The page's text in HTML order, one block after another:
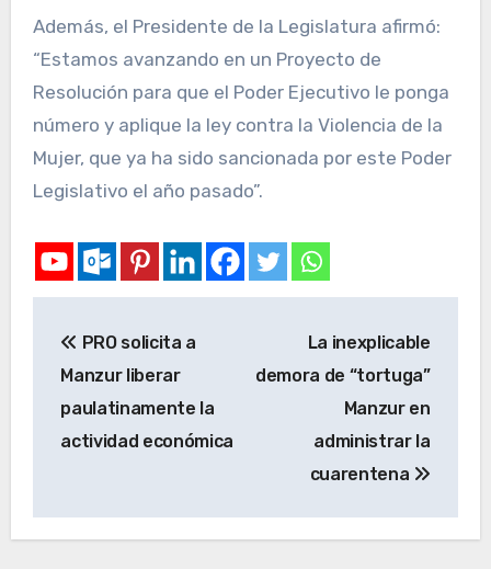
Además, el Presidente de la Legislatura afirmó:
“Estamos avanzando en un Proyecto de
Resolución para que el Poder Ejecutivo le ponga
número y aplique la ley contra la Violencia de la
Mujer, que ya ha sido sancionada por este Poder
Legislativo el año pasado”.
PRO solicita a
Manzur liberar
paulatinamente la
actividad económica
La inexplicable
demora de “tortuga”
Manzur en
administrar la
cuarentena